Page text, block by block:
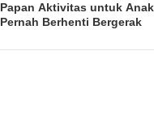
Papan Aktivitas untuk
Pernah Berhenti Bergerak